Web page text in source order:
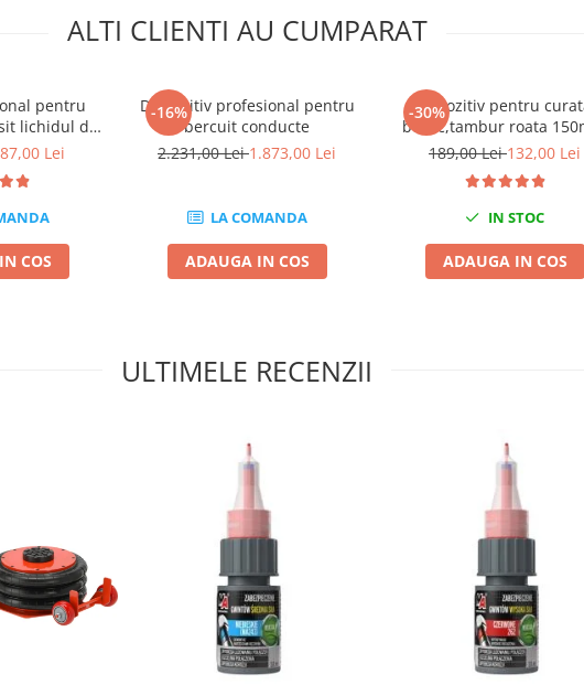
ALTI CLIENTI AU CUMPARAT
pentru
lichidul de
5l
Lei
COS
-16%
Dispozitiv profesional pentru
bercuit conducte
2.231,00 Lei1.873,00 Lei
LA COMANDA
ADAUGA IN COS
-30%
Dispozitiv pentru
butuc,tambur roata
189,00 Lei132,00 Lei
IN STOC
ADAUGA IN COS
ULTIMELE RECENZII